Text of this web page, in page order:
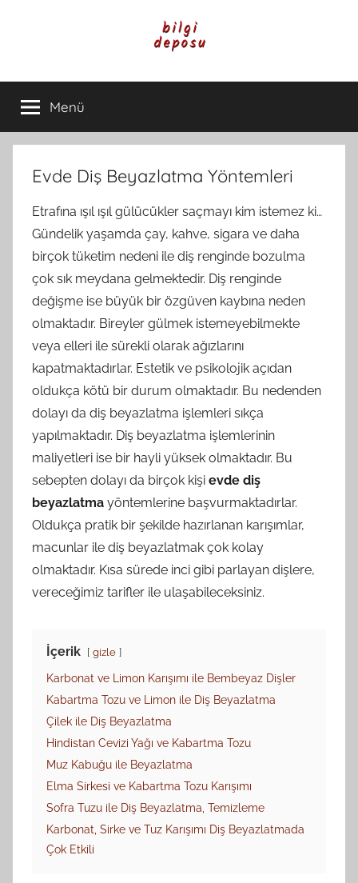
Bilgi
Deposu
Günlük
Yaşam
ve
Rehber
Menü
Evde Diş Beyazlatma Yöntemleri
Etrafına ışıl ışıl gülücükler saçmayı kim istemez ki…
Gündelik yaşamda çay, kahve, sigara ve daha
birçok tüketim nedeni ile diş renginde bozulma
çok sık meydana gelmektedir. Diş renginde
değişme ise büyük bir özgüven kaybına neden
olmaktadır. Bireyler gülmek istemeyebilmekte
veya elleri ile sürekli olarak ağızlarını
kapatmaktadırlar. Estetik ve psikolojik açıdan
oldukça kötü bir durum olmaktadır. Bu nedenden
dolayı da diş beyazlatma işlemleri sıkça
yapılmaktadır. Diş beyazlatma işlemlerinin
maliyetleri ise bir hayli yüksek olmaktadır. Bu
sebepten dolayı da birçok kişi evde diş
beyazlatma yöntemlerine başvurmaktadırlar.
Oldukça pratik bir şekilde hazırlanan karışımlar,
macunlar ile diş beyazlatmak çok kolay
olmaktadır. Kısa sürede inci gibi parlayan dişlere,
vereceğimiz tarifler ile ulaşabileceksiniz.
İçerik gizle
Karbonat ve Limon Karışımı ile Bembeyaz Dişler
Kabartma Tozu ve Limon ile Diş Beyazlatma
Çilek ile Diş Beyazlatma
Hindistan Cevizi Yağı ve Kabartma Tozu
Muz Kabuğu ile Beyazlatma
Elma Sirkesi ve Kabartma Tozu Karışımı
Sofra Tuzu ile Diş Beyazlatma, Temizleme
Karbonat, Sirke ve Tuz Karışımı Diş Beyazlatmada
Çok Etkili